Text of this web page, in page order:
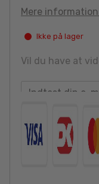
Mere
Ikke på lager
Vil du have at